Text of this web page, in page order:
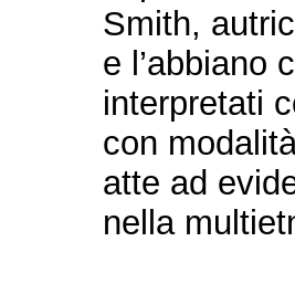
Smith,
e l’abbiano
interpretati
con
atte ad
nella